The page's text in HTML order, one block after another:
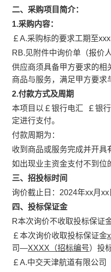
二、 采购项目简介：
1.采购内容：
￡A.采购标的要求工期至
RB.见附件中询价单（报价
供应商须具备甲方要求的相
商品与服务，满足甲方要求
2.付款方式及周期
本项目以￡银行电汇 ￡银
定进行支付。
付款周期为：
收到商品或服务完成并开具
如出现业主资金支付不到位
三、 招投标时间
询价截止日： 2024年xx月 xx
四、投标保证金
R本次询价不收取投标保证
￡本次询价收取投标保证金
司—XXXX（招标编号）投
￡A.中交天津航道有限公司